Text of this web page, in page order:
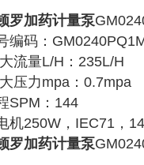
罗加药计量泵
编码：
流量L/H：235L/H
压力mpa：0.7mpa
SPM：144
机250W，IEC71，
罗加药计量泵